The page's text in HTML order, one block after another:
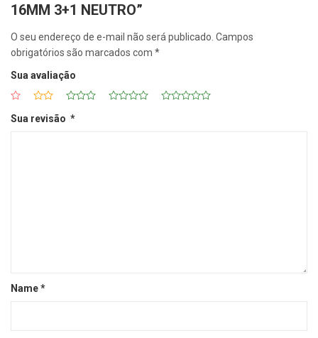
16MM 3+1 NEUTRO”
O seu endereço de e-mail não será publicado. Campos
obrigatórios são marcados com *
Sua avaliação
Sua revisão *
Name*